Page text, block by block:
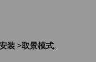
装 >取景模式。